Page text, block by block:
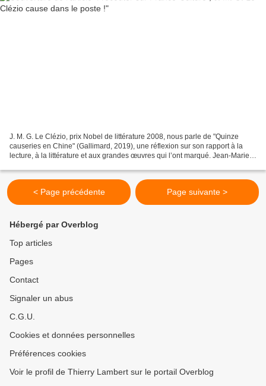
J. M. G. Le Clézio, prix Nobel de littérature 2008, nous parle de "Quinze
causeries en Chine" (Gallimard, 2019), une réflexion sur son rapport à la
lecture, à la littérature et aux grandes œuvres qui l’ont marqué. Jean-Marie
< Page précédente Page suivante >
Hébergé par Overblog
Top articles
Pages
Contact
Signaler un abus
C.G.U.
Cookies et données personnelles
Préférences cookies
Voir le profil de Thierry Lambert sur le portail Overblog